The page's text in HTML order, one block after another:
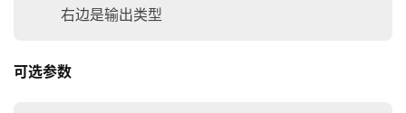
右边是输出类型
可选参数